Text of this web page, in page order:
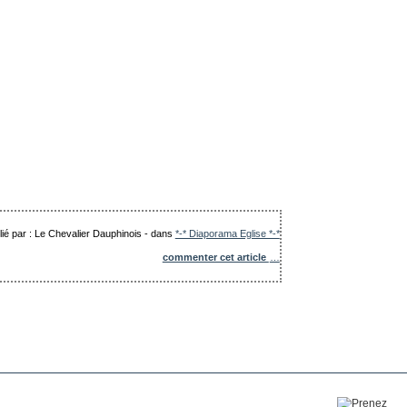
par : Le Chevalier Dauphinois -dans *-* Diaporama Eglise *-*
commenter cet article